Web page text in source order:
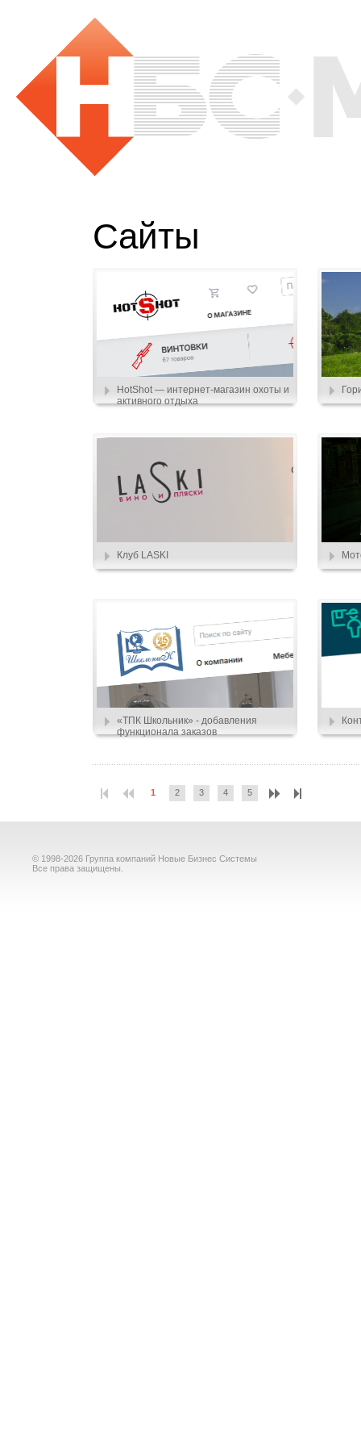
Сайты
HotShot — интернет-магазин охоты и
активного отдыха
Клуб LASKI
«ТПК Школьник» - добавления
функционала заказов
1 2 3 4 5
© 1998-2026 Группа компаний Новые Бизнес Системы
Все права защищены.